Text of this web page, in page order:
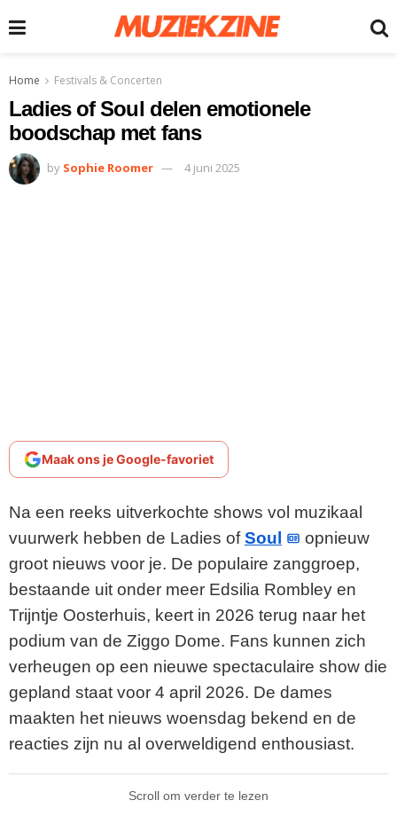
Home Festivals & Concerten
Ladies of Soul delen emotionele
boodschap met fans
by Sophie Roomer 4 juni 2025
Maak ons je Google-favoriet
Na een reeks uitverkochte shows vol muzikaal
vuurwerk hebben de Ladies ofSoul
opnieuw
groot nieuws voor je. De populaire zanggroep,
bestaande uit onder meer Edsilia Rombley en
Trijntje Oosterhuis, keert in 2026 terug naar het
podium van de Ziggo Dome. Fans kunnen zich
verheugen op een nieuwe spectaculaire show die
gepland staat voor 4 april 2026. De dames
maakten het nieuws woensdag bekend en de
reacties zijn nu al overweldigend enthousiast.
Scroll om verder te lezen